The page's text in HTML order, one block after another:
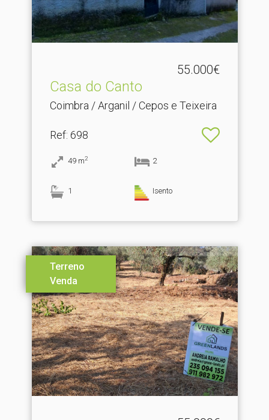
55.000€
Casa do Canto
Coimbra / Arganil / Cepos e Teixeira
Ref: 698
49 m2 2
1 Isento
Terreno
Venda